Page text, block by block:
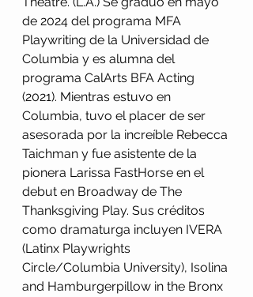
de 2024 del programa MFA
Playwriting de la Universidad de
Columbia y es alumna del
programa CalArts BFA Acting
(2021). Mientras estuvo en
Columbia, tuvo el placer de ser
asesorada por la increíble Rebecca
Taichman y fue asistente de la
pionera Larissa FastHorse en el
debut en Broadway de The
Thanksgiving Play. Sus créditos
como dramaturga incluyen IVERA
(Latinx Playwrights
Circle/Columbia University), Isolina
and Hamburgerpillow in the Bronx